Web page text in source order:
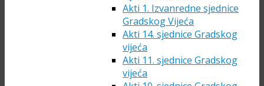
Akti 1. Izvanredne sjednice
Gradskog Vijeća
Akti 14. sjednice Gradskog
vijeća
Akti 11. sjednice Gradskog
vijeća